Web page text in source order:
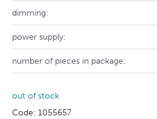
dimming:
power supply:
number of pieces in package:
out of stock
Code: 1055657